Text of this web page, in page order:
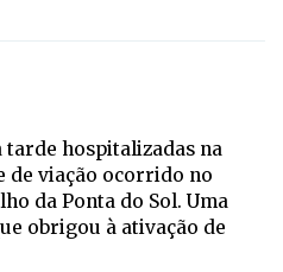
tarde hospitalizadas na
de viação ocorrido no
da Ponta do Sol. Uma
obrigou à ativação de